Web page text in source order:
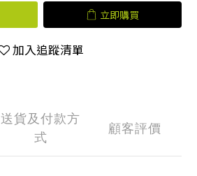
立即購買
加入追蹤清單
送貨及付款方
式
顧客評價